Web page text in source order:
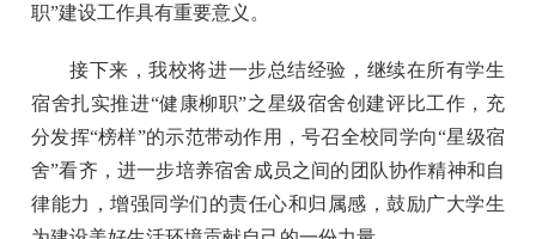
职”建设工作具有重要意义。
接下来，我校将进一步总结经验，继续在所有学生
宿舍扎实推进“健康柳职”之星级宿舍创建评比工作，充
分发挥“榜样”的示范带动作用，号召全校同学向“星级宿
舍”看齐，进一步培养宿舍成员之间的团队协作精神和自
律能力，增强同学们的责任心和归属感，鼓励广大学生